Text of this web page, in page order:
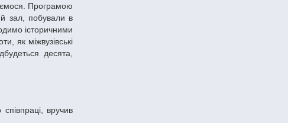
Програмою
зал, побували в
історичними
як міжвузівські
десята,